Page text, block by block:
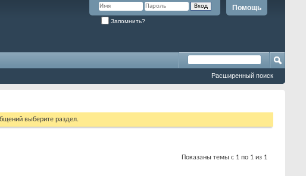
Помощь
Запомнить?
Расширенный поиск
выберите раздел.
Показаны темы с 1 по 1 из 1